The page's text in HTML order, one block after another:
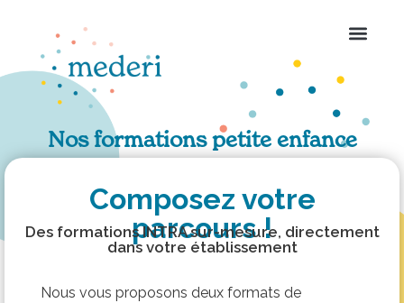
Nos formations petite enfance
Composez votre
parcours !
Des formations INTRA sur-mesure, directement
dans votre établissement
Nous vous proposons deux formats de